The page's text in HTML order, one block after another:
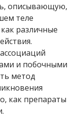
описывающую,
теле
различные
и побочными
метод
как препараты